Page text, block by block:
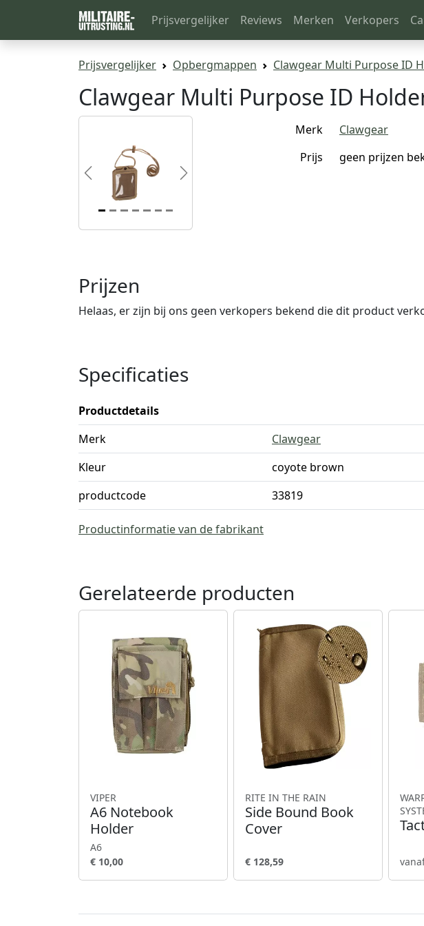
Prijsvergelijker Reviews Merken Verkopers
Prijsvergelijker Opbergmappen Clawgear Multi Purpose ID
Clawgear Multi Purpose ID
Previous Next
Merk
Clawgear
Prijs
geen prijzen
Prijzen
Helaas, er zijn bij ons geen verkopers bekend die dit product
Specificaties
Productdetails
Merk
Clawgear
Kleur
coyote brown
productcode
33819
Productinformatie van de fabrikant
Gerelateerde producten
VIPER
A6 Notebook
Holder
A6
€ 10,00
RITE IN THE RAIN
Side Bound Book
Cover
€ 128,59